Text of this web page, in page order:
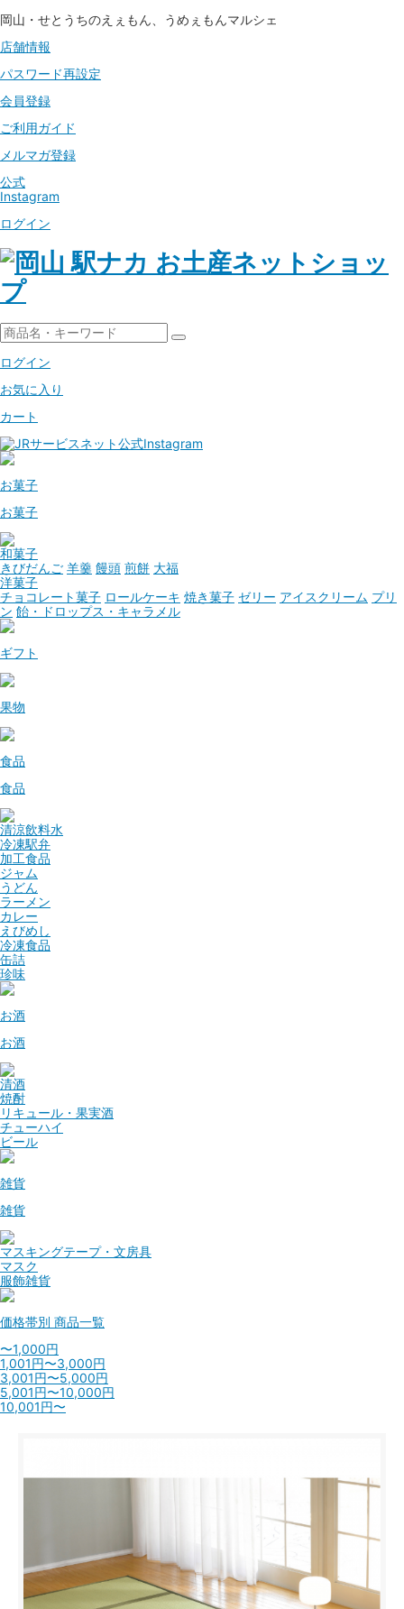
岡山・せとうちのえぇもん、うめぇもんマルシェ
店舗情報
パスワード再設定
会員登録
ご利用ガイド
メルマガ登録
公式
Instagram
ログイン
ログイン
お気に入り
カート
お菓子
お菓子
和菓子
きびだんご 羊羹 饅頭 煎餅 大福
洋菓子
チョコレート菓子 ロールケーキ 焼き菓子 ゼリー アイスクリーム プリ
ン 飴・ドロップス・キャラメル
ギフト
果物
食品
食品
清涼飲料水
冷凍駅弁
加工食品
ジャム
うどん
ラーメン
カレー
えびめし
冷凍食品
缶詰
珍味
お酒
お酒
清酒
焼酎
リキュール・果実酒
チューハイ
ビール
雑貨
雑貨
マスキングテープ・文房具
マスク
服飾雑貨
価格帯別 商品一覧
〜1,000円
1,001円〜3,000円
3,001円〜5,000円
5,001円〜10,000円
10,001円〜